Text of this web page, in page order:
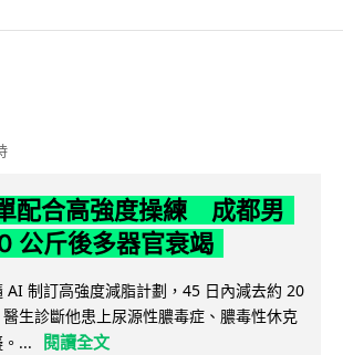
配合高強度操練 成都男
公斤後多器官衰竭
AI 制訂高強度減脂計劃，45 日內減去約 20
生診斷他患上尿源性膿毒症、膿毒性休克
...
閱讀全文